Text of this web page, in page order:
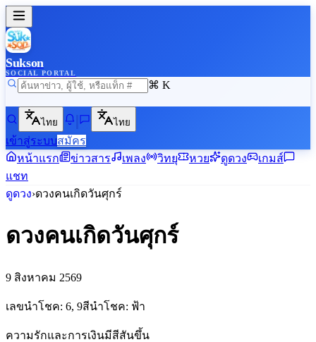
Sukson
SOCIAL PORTAL
⌘ K
ไทย ไทย
เข้าสู่ระบบสมัคร
หน้าแรก
ข่าวสาร เพลง วิทยุ หวย ดูดวง
เกมส์
แชท
ดูดวง›ดวงคนเกิดวันศุกร์
ดวงคนเกิดวันศุกร์
9 สิงหาคม 2569
เลขนำโชค: 6, 9สีนำโชค: ฟ้า
ความรักและการเงินมีสีสันขึ้น